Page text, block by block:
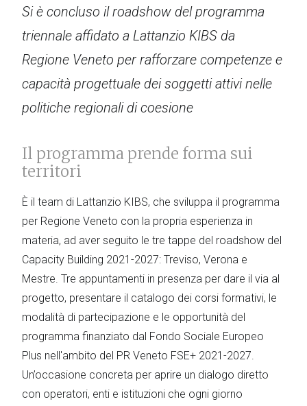
Si è concluso il roadshow del programma
triennale affidato a Lattanzio KIBS da
Regione Veneto per rafforzare competenze e
capacità progettuale dei soggetti attivi nelle
politiche regionali di coesione
Il programma prende forma sui
territori
È il team di Lattanzio KIBS, che sviluppa il programma
per Regione Veneto con la propria esperienza in
materia, ad aver seguito le tre tappe del roadshow del
Capacity Building 2021-2027: Treviso, Verona e
Mestre. Tre appuntamenti in presenza per dare il via al
progetto, presentare il catalogo dei corsi formativi, le
modalità di partecipazione e le opportunità del
programma finanziato dal Fondo Sociale Europeo
Plus nell'ambito del PR Veneto FSE+ 2021-2027.
Un’occasione concreta per aprire un dialogo diretto
con operatori, enti e istituzioni che ogni giorno